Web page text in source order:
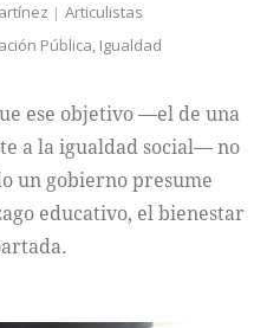
Articulistas
Pública, Igualdad
ese objetivo —el de una
a la igualdad social— no
un gobierno presume
educativo, el bienestar